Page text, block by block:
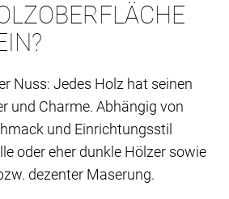
Nuss: Jedes Holz hat seinen
und Charme. Abhängig von
und Einrichtungsstil
oder eher dunkle Hölzer sowie
dezenter Maserung.